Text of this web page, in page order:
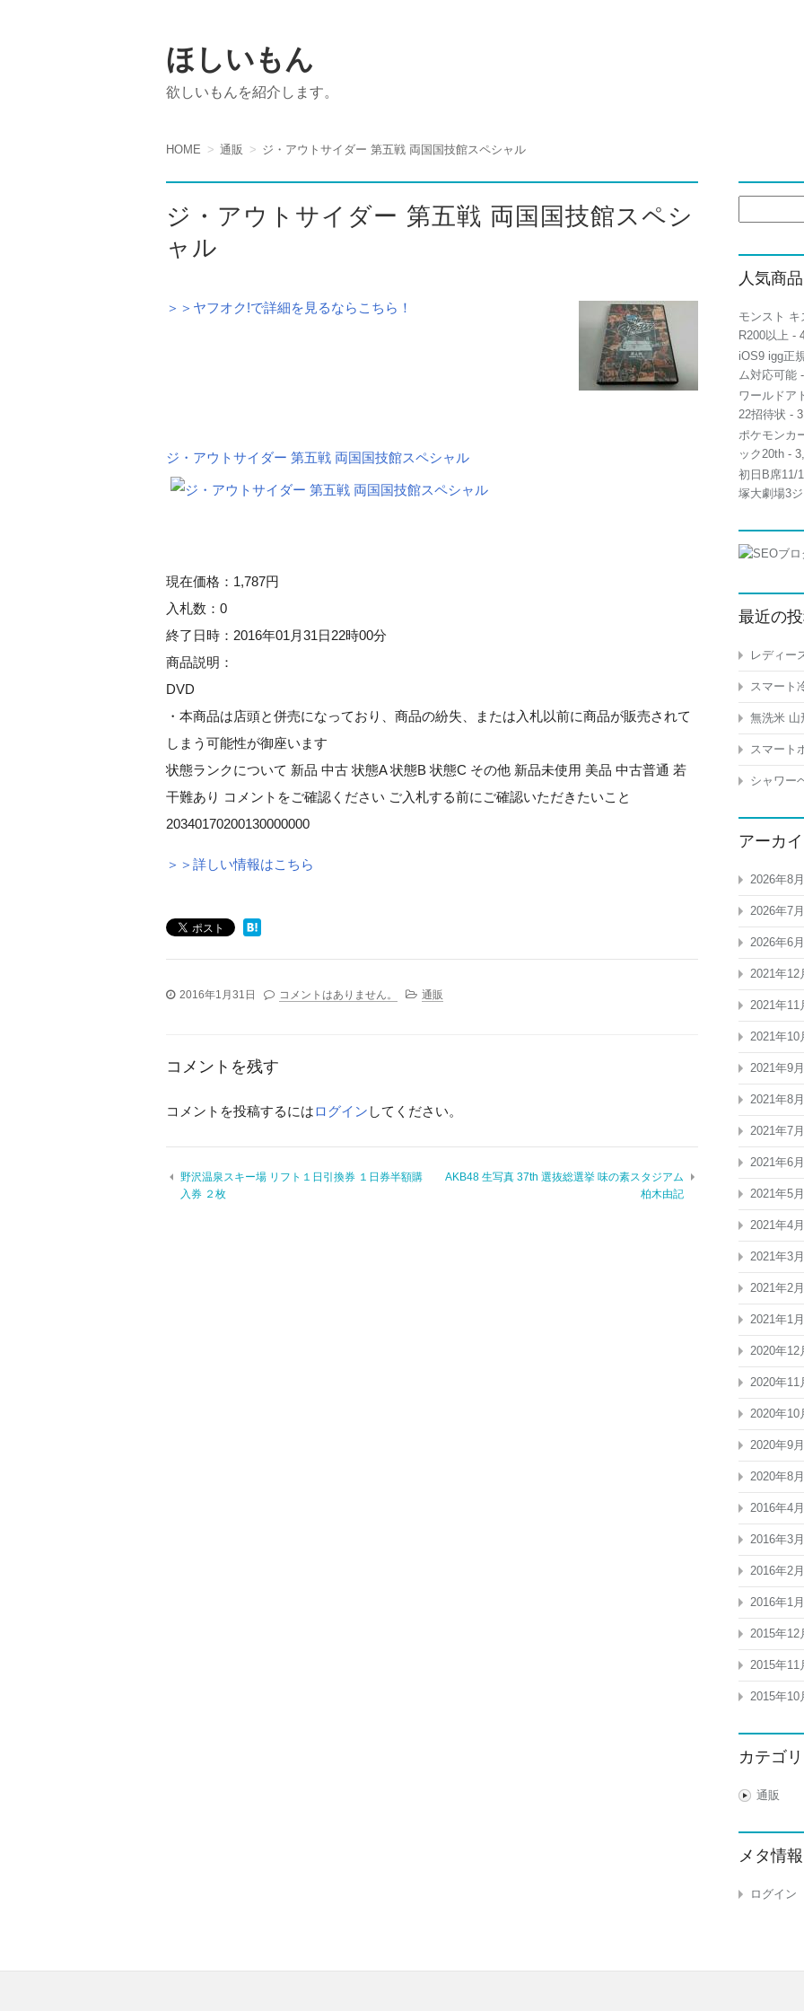
ほしいもん
欲しいもんを紹介します。
HOME 通販 ジ・アウトサイダー 第五戦 両国国技館スペシャル
ジ・アウトサイダー 第五戦 両国国技館スペシ
ャル
＞＞ヤフオク!で詳細を見るならこちら！
ジ・アウトサイダー 第五戦 両国国技館スペシャル
現在価格：1,787円
入札数：0
終了日時：2016年01月31日22時00分
商品説明：
DVD
・本商品は店頭と併売になっており、商品の紛失、または入札以前に商品が販売されて
しまう可能性が御座います
状態ランクについて 新品 中古 状態A 状態B 状態C その他 新品未使用 美品 中古普通 若
干難あり コメントをご確認ください ご入札する前にご確認いただきたいこと
20340170200130000000
＞＞詳しい情報はこちら
2016年1月31日 コメントはありません。 通販
コメントを残す
コメントを投稿するにはログイン してください。
野沢温泉スキー場 リフト１日引換券 １日券半額購
入券 ２枚
AKB48 生写真 37th 選抜総選挙 味の素スタジアム
柏木由記
索:
人気商
モンスト
R200以上 -
iOS9 igg正
ム対応可能
ワールドア
22招待状 -
ポケモンカ
ック20th -
初日B席11/
塚大劇場3ジ
最近の
レディー
スマート
無洗米 山
スマート
シャワー
アーカ
2026年8月
2026年7月
2026年6月
2021年12
2021年11
2021年10
2021年9月
2021年8月
2021年7月
2021年6月
2021年5月
2021年4月
2021年3月
2021年2月
2021年1月
2020年12
2020年11
2020年10
2020年9月
2020年8月
2016年4月
2016年3月
2016年2月
2016年1月
2015年12
2015年11
2015年10
カテゴ
通販
メタ情報
ログイン